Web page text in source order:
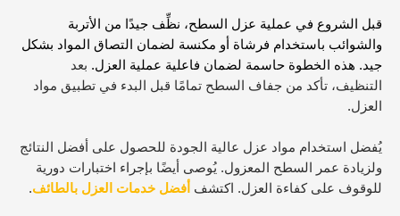
قبل الشروع في عملية عزل السطح، نظِّف جيدًا من الأتربة
والشوائب باستخدام فرشاة أو مكنسة لضمان التصاق المواد بشكل
جيد. هذه الخطوة حاسمة لضمان فاعلية عملية العزل. بعد
التنظيف، تأكد من جفاف السطح تمامًا قبل البدء في تطبيق مواد
العزل.
يُفضل استخدام مواد عزل عالية الجودة للحصول على أفضل النتائج
ولزيادة عمر السطح المعزول. يُوصى أيضًا بإجراء اختبارات دورية
للوقوف على كفاءة العزل. اكتشف أفضل خدمات العزل بالطائف.